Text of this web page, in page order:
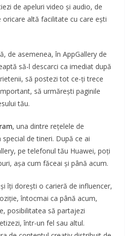
de apeluri video și audio, de
oricare altă facilitate cu care ești
de asemenea, în AppGallery de
să-l descarci ca imediat după
să postezi tot ce-ți trece
să urmărești paginile
tău.
, una dintre rețelele de
de tineri. După ce ai
pe telefonul tău Huawei, poți
așa cum făceai și până acum.
îți dorești o carieră de influencer,
întocmai ca până acum,
posibilitatea să partajezi
într-un fel sau altul.